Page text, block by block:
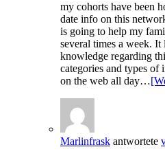
my cohorts have been
date info on this
is going to help my
several times a week.
knowledge regarding
categories and types
on the web all day…
Marlinfrask antwortete